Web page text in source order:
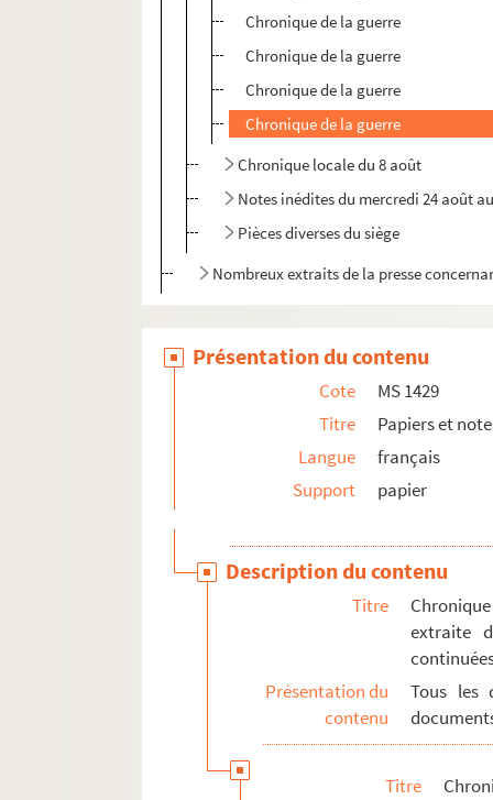
Chronique de la guerre
Chronique de la guerre
Chronique de la guerre
Chronique de la guerre
Chronique locale du 8 août
Notes inédites du mercredi 24 août
Pièces diverses du siège
Nombreux extraits de la presse
Présentation du contenu
Cote
MS 1429
Titre
Papiers et
Langue
français
Support
papier
Description du contenu
Titre
extraite
Présentation du
contenu
Tous les
Titre